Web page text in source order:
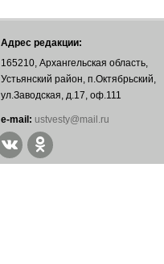
Адрес редакции:
165210, Архангельская область,
Устьянский район, п.Октябрьский,
ул.Заводская, д.17, оф.111
е-mail: ustvesty@mail.ru